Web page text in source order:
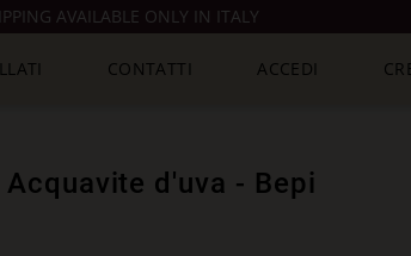
AVAILABLE ONLY IN ITALY
CONTATTI ACCEDI
d'uva - Bepi